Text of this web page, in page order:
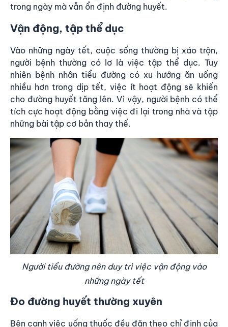
trong ngày mà vẫn ổn định đường huyết.
Vận động, tập thể dục
Vào những ngày tết, cuộc sống thường bị xáo trộn,
người bệnh thường có lơ là việc tập thể dục. Tuy
nhiên bệnh nhân tiểu đường có xu hướng ăn uống
nhiều hơn trong dịp tết, việc ít hoạt động sẽ khiến
cho đường huyết tăng lên. Vì vậy, người bệnh có thể
tích cực hoạt động bằng việc đi lại trong nhà và tập
những bài tập cơ bản thay thế.
Người tiểu đường nên duy trì việc vận động vào
những ngày tết
Đo đường huyết thường xuyên
Bên cạnh việc uống thuốc đều đặn theo chỉ định của